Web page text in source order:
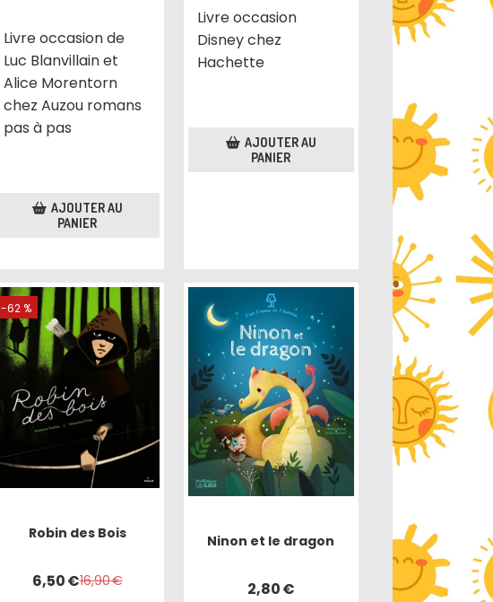
Livre occasion de
Luc Blanvillain et
Alice Morentorn
chez Auzou romans
pas à pas
AJOUTER AU
PANIER
Livre occasion
Disney chez
Hachette
AJOUTER AU
PANIER
-62 %
Robin des Bois
6,50€16,90€
Ninon et le dragon
2,80€